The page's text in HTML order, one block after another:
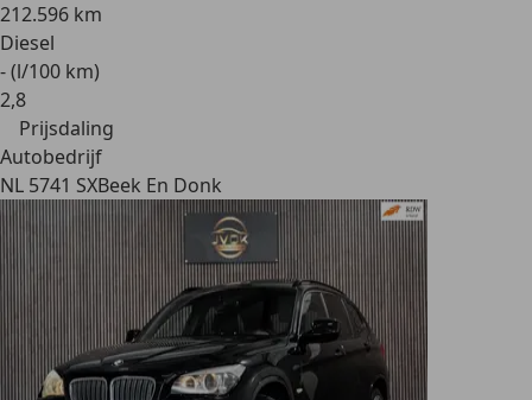
212.596 km
Diesel
- (l/100 km)
2,8
Prijsdaling
Autobedrijf
NL 5741 SXBeek En Donk